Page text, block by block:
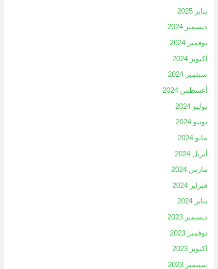
يناير 2025
ديسمبر 2024
نوفمبر 2024
أكتوبر 2024
سبتمبر 2024
أغسطس 2024
يوليو 2024
يونيو 2024
مايو 2024
أبريل 2024
مارس 2024
فبراير 2024
يناير 2024
ديسمبر 2023
نوفمبر 2023
أكتوبر 2023
سبتمبر 2023